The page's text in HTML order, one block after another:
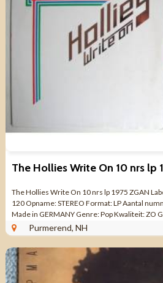
The Hollies Write On 10 nrs lp
The Hollies Write On 10 nrs lp 1975 ZGAN
120 Opname: STEREO Format: LP Aantal
Made in GERMANY Genre: Pop Kwaliteit: ZO
voorkant linksboven ...
Purmerend, NH